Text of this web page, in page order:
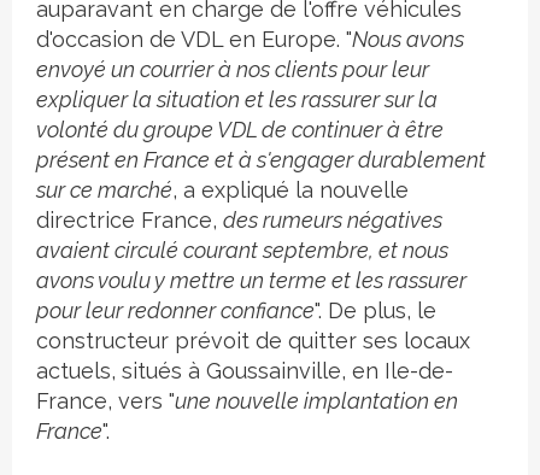
auparavant en charge de l'offre véhicules
d'occasion de VDL en Europe. "Nous avons
envoyé un courrier à nos clients pour leur
expliquer la situation et les rassurer sur la
volonté du groupe VDL de continuer à être
présent en France et à s'engager durablement
sur ce marché, a expliqué la nouvelle
directrice France, des rumeurs négatives
avaient circulé courant septembre, et nous
avons voulu y mettre un terme et les rassurer
pour leur redonner confiance". De plus, le
constructeur prévoit de quitter ses locaux
actuels, situés à Goussainville, en Ile-de-
France, vers "une nouvelle implantation en
France".